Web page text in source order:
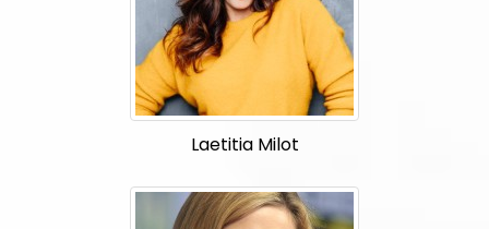
Laetitia Milot